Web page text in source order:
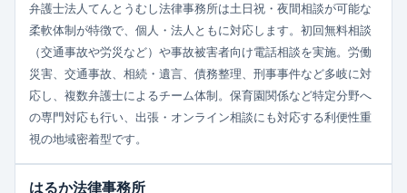
弁護士法人てんとうむし法律事務所は土日祝・夜間相談が可能な
柔軟体制が特徴で、個人・法人ともに対応します。初回無料相談
（交通事故や労災など）や事故被害者向け電話相談を実施。労働
災害、交通事故、相続・遺言、債務整理、刑事事件など多岐に対
応し、複数弁護士によるチーム体制。保育園関係など特定分野へ
の専門対応も行い、出張・オンライン相談にも対応する利便性重
視の地域密着型です。
はるか法律事務所